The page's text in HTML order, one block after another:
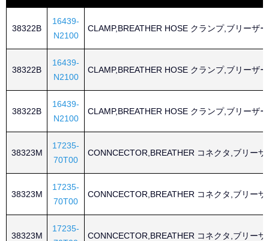
38322B
16439-
N2100
CLAMP,BREATHER HOSE クランプ,ブリーザ
38322B
16439-
N2100
CLAMP,BREATHER HOSE クランプ,ブリーザ
38322B
16439-
N2100
CLAMP,BREATHER HOSE クランプ,ブリーザ
38323M
17235-
70T00
CONNCECTOR,BREATHER コネクタ,ブリーザ
38323M
17235-
70T00
CONNCECTOR,BREATHER コネクタ,ブリーザ
38323M
17235-
CONNCECTOR,BREATHER コネクタ,ブリーザ